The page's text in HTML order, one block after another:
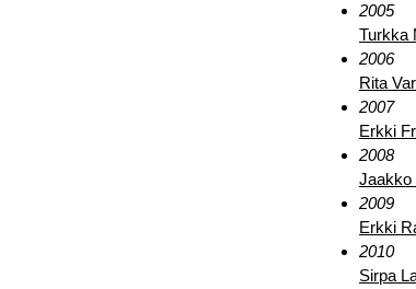
2005
Turkka
2006
Rita
2007
Erkki
2008
Jaakko
2009
Erkki
2010
Sirpa